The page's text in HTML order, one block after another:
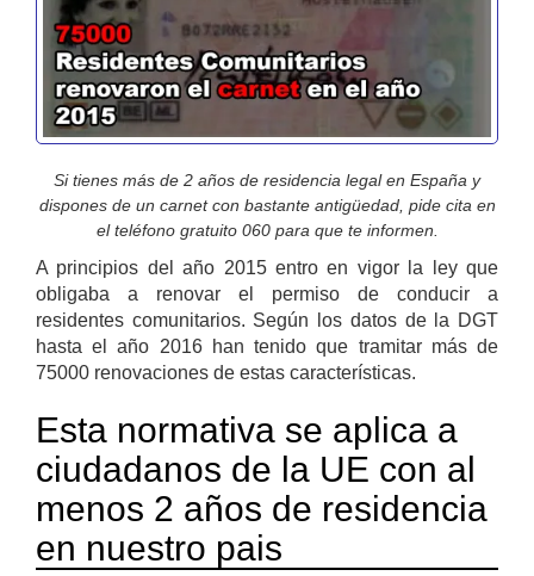
Si tienes más de 2 años de residencia legal en España y
dispones de un carnet con bastante antigüedad, pide cita en
el teléfono gratuito 060 para que te informen.
A principios del año 2015 entro en vigor la ley que
obligaba a renovar el permiso de conducir a
residentes comunitarios. Según los datos de la DGT
hasta el año 2016 han tenido que tramitar más de
75000 renovaciones de estas características.
Esta normativa se aplica a
ciudadanos de la UE con al
menos 2 años de residencia
en nuestro pais